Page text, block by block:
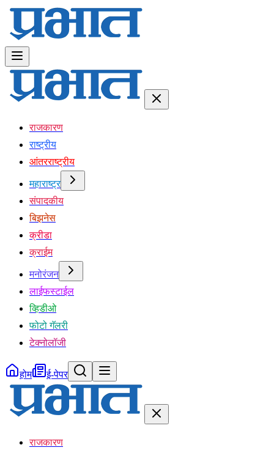
राजकारण
राष्ट्रीय
आंतरराष्ट्रीय
महाराष्ट्र
संपादकीय
बिझनेस
क्रीडा
क्राईम
मनोरंजन
लाईफस्टाईल
व्हिडीओ
फोटो गॅलरी
टेक्नोलॉजी
होम ई-पेपर
राजकारण